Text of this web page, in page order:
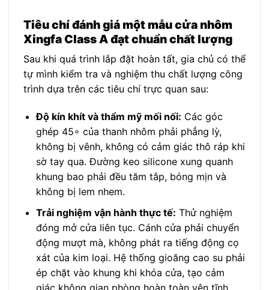
Tiêu chí đánh giá một mẫu cửa nhôm
Xingfa Class A đạt chuẩn chất lượng
Sau khi quá trình lắp đặt hoàn tất, gia chủ có thể
tự mình kiểm tra và nghiệm thu chất lượng công
trình dựa trên các tiêu chí trực quan sau:
Độ kín khít và thẩm mỹ mối nối: Các góc
ghép 45∘ của thanh nhôm phải phẳng lỳ,
không bị vênh, không có cảm giác thô ráp khi
sờ tay qua. Đường keo silicone xung quanh
khung bao phải đều tăm tắp, bóng mịn và
không bị lem nhem.
Trải nghiệm vận hành thực tế: Thử nghiệm
đóng mở cửa liên tục. Cánh cửa phải chuyển
động mượt mà, không phát ra tiếng động cọ
xát của kim loại. Hệ thống gioăng cao su phải
ép chặt vào khung khi khóa cửa, tạo cảm
giác không gian phòng hoàn toàn yên tĩnh,